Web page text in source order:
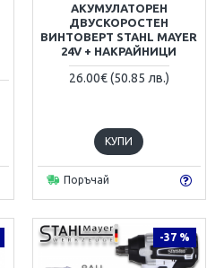
АКУМУЛАТОРЕН
ДВУСКОРОСТЕН
ВИНТОВЕРТ STAHL MAYER
24V + НАКРАЙНИЦИ
26.00€ (50.85 лв.)
КУПИ
Поръчай
-37 %